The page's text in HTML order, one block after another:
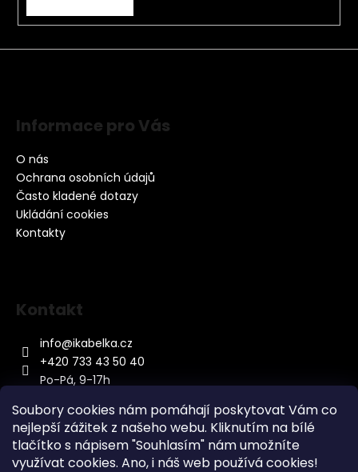
Soubory cookies nám pomáhají poskytovat Vám co
nejlepší zážitek z našeho webu. Kliknutím na bílé
tlačítko s nápisem "Souhlasím" nám umožníte
využívat cookies. Ano, i náš web používá cookies!
Informace pro Vás
O nás
Ochrana osobních údajů
Často kladené dotazy
Ukládání cookies
Kontakty
Kontakt
info@ikabelka.cz
+420 733 43 50 40
Po-Pá, 9-17h